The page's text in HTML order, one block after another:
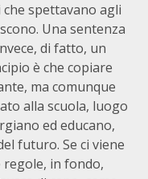
spettavano agli
Una sentenza
di fatto, un
è che copiare
ma comunque
alla scuola, luogo
ed educano,
futuro. Se ci viene
in fondo,